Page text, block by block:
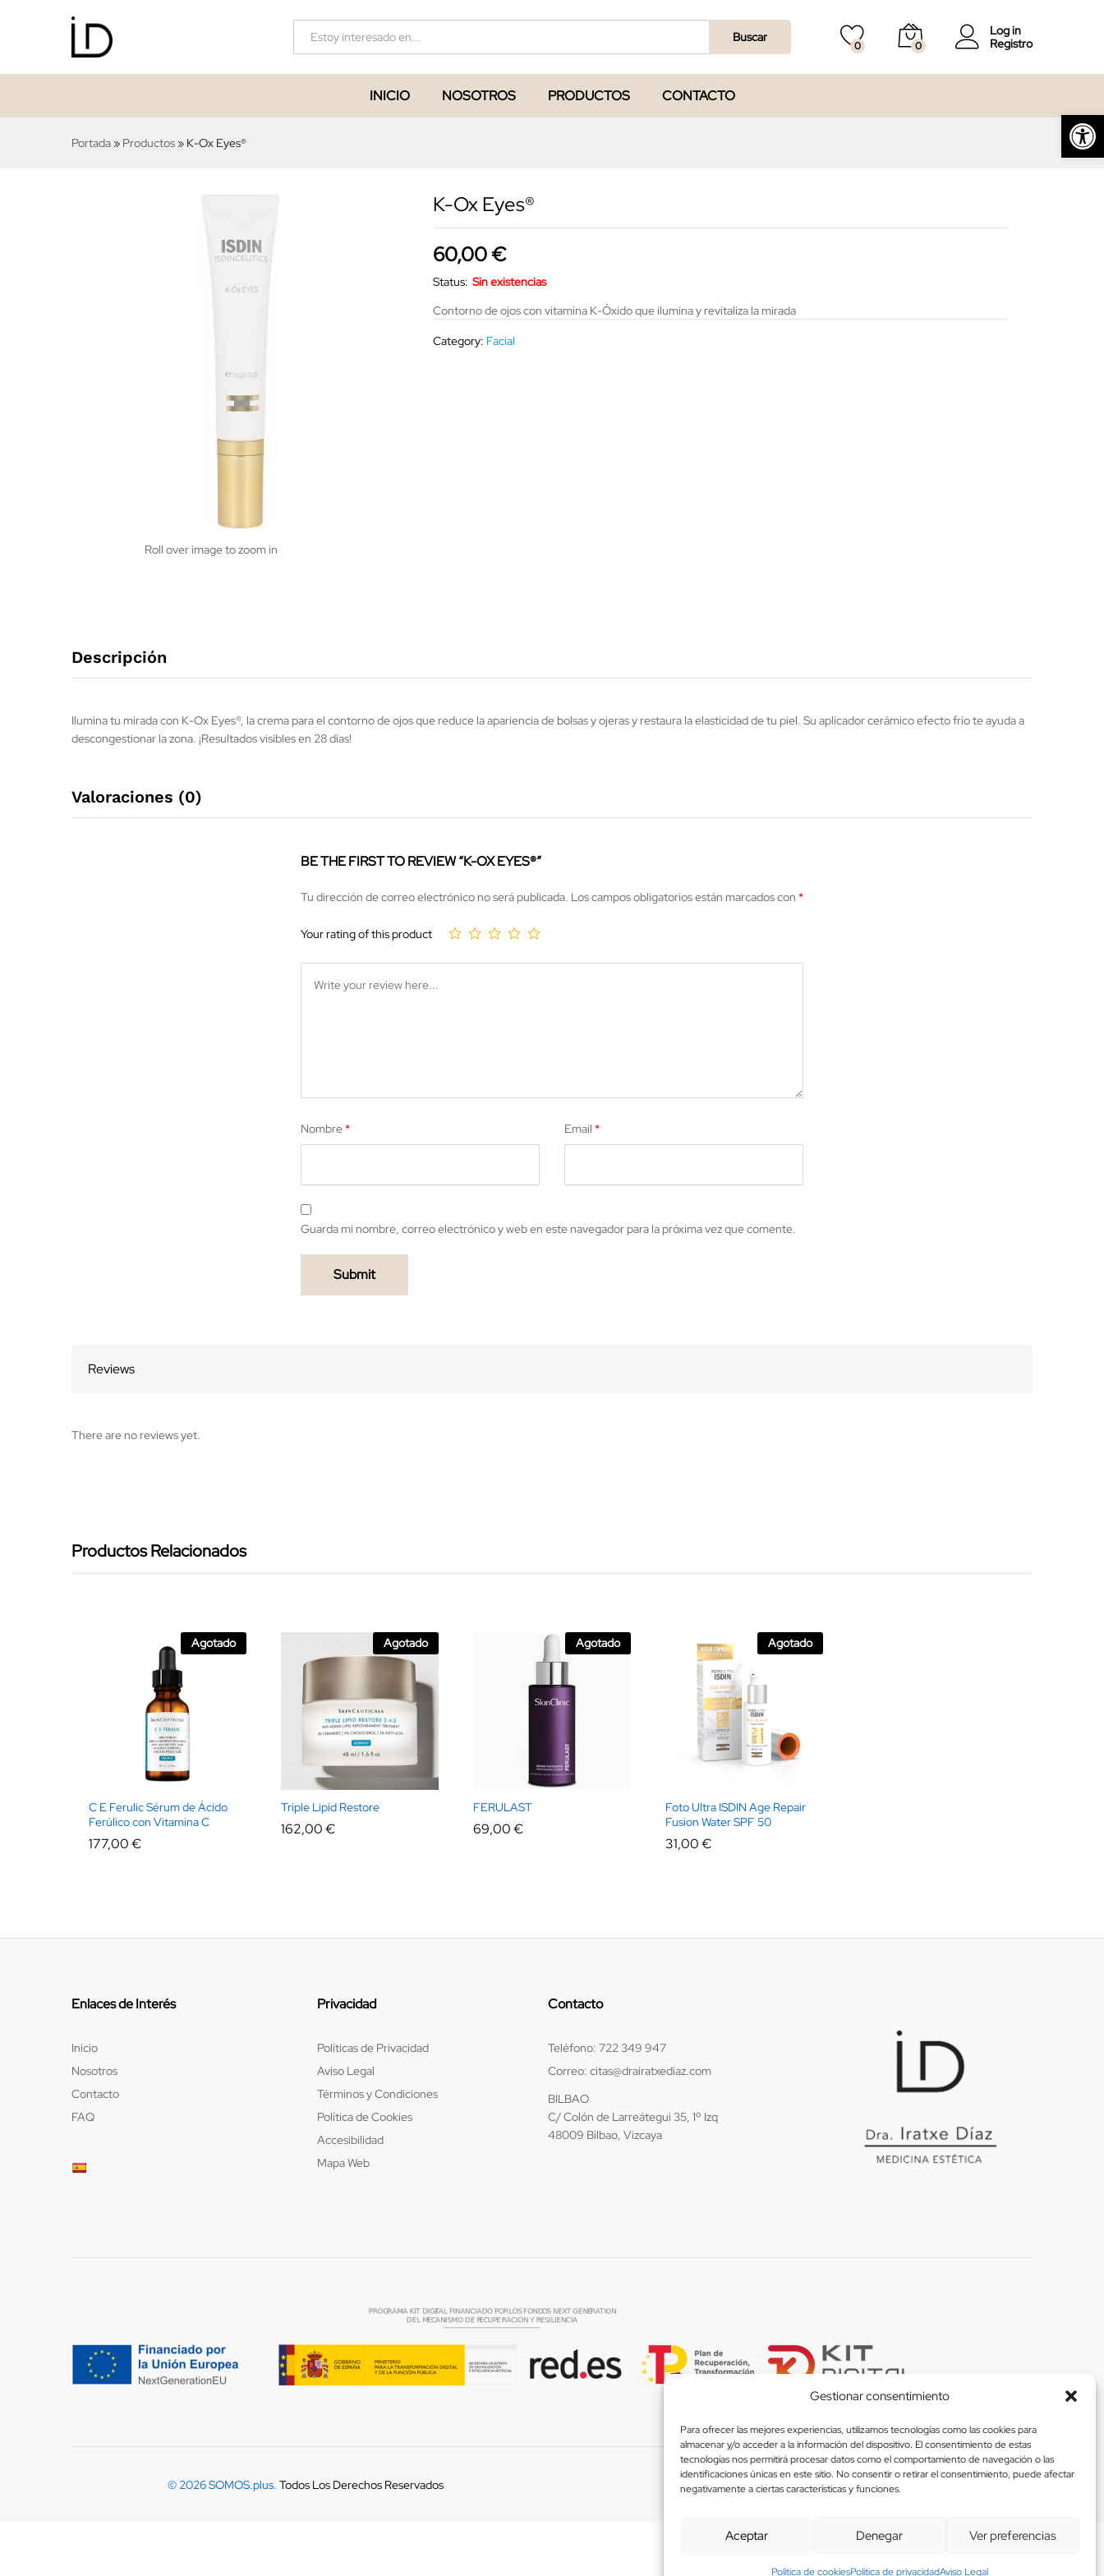
Abrir barra de herramientas
Gestionar consentimiento
Para ofrecer las mejores experiencias, utilizamos tecnologías como las cookies para
almacenar y/o acceder a la información del dispositivo. El consentimiento de estas
tecnologías nos permitirá procesar datos como el comportamiento de navegación o las
identificaciones únicas en este sitio. No consentir o retirar el consentimiento, puede afectar
negativamente a ciertas características y funciones.
Aceptar Denegar Ver preferencias
Política de cookiesPolítica de privacidadAviso Legal
Categorías Buscar
0 0
Log in
Registro
INICIO NOSOTROS PRODUCTOS CONTACTO
Portada » Productos » K-Ox Eyes®
Roll over image to zoom in
K-Ox Eyes®
60,00€
Status: Sin existencias
Contorno de ojos con vitamina K-Óxido que ilumina y revitaliza la mirada
Category: Facial
Descripción
Ilumina tu mirada con K-Ox Eyes®, la crema para el contorno de ojos que reduce la apariencia de bolsas y ojeras y restaura la elasticidad de tu piel. Su aplicador cerámico efecto frío te ayuda a
descongestionar la zona. ¡Resultados visibles en 28 días!
Valoraciones (0)
BE THE FIRST TO REVIEW “K-OX EYES®”
Tu dirección de correo electrónico no será publicada. Los campos obligatorios están marcados con *
Your rating of this product
Nombre * Email *
Guarda mi nombre, correo electrónico y web en este navegador para la próxima vez que comente.
Reviews
There are no reviews yet.
Productos Relacionados
Agotado
C E Ferulic Sérum de Ácido
Ferúlico con Vitamina C
177,00€
Agotado
Triple Lipid Restore
162,00€
Agotado
FERULAST
69,00€
Agotado
Foto Ultra ISDIN Age Repair
Fusion Water SPF 50
31,00€
Enlaces de Interés
Inicio
Nosotros
Contacto
FAQ
Privacidad
Políticas de Privacidad
Aviso Legal
Términos y Condiciones
Política de Cookies
Accesibilidad
Mapa Web
Contacto
Teléfono: 722 349 947
Correo: citas@drairatxediaz.com
BILBAO
C/ Colón de Larreátegui 35, 1º Izq
48009 Bilbao, Vizcaya
© 2026 SOMOS.plus. Todos Los Derechos Reservados Usamos Métodos De Pago Seguros
Valoraciones (0)